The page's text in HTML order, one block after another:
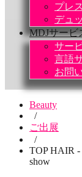
プレ
デュ
MDJサービ
サー
言語
お問
Beauty
/
ご出展
/
TOP HAIR -
show